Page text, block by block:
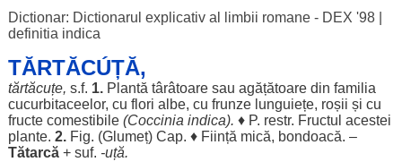
Dictionar: Dictionarul explicativ al limbii romane - DEX '98|
definitia indica
TĂRTĂCÚȚĂ,
tărtăcuțe, s.f. 1. Plantă târâtoaresau agățătoaredin familia
cucurbitaceelor, cu flori albe, cu frunze lunguiețe, roșii și cu
fructe comestibile (Coccinia indica). ♦ P. restr. Fructul acestei
plante. 2.Fig. (Glumeț) Cap. ♦ Ființă mică, bondoacă. –
Tătarcă+ suf. -uță.